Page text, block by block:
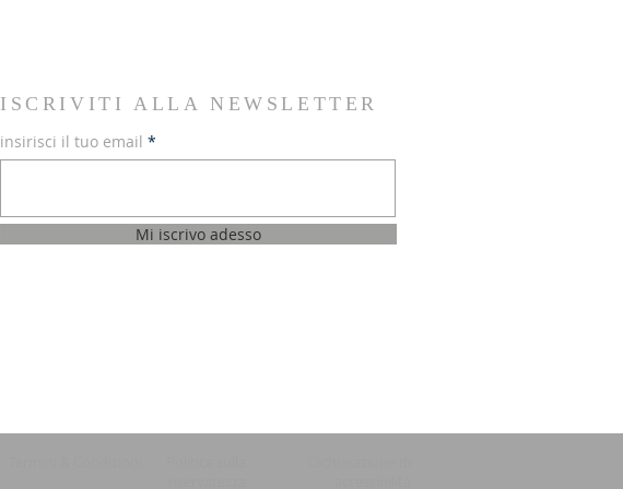
ISCRIVITI ALLA NEWSLETTER
insirisci il tuo email
Mi iscrivo adesso